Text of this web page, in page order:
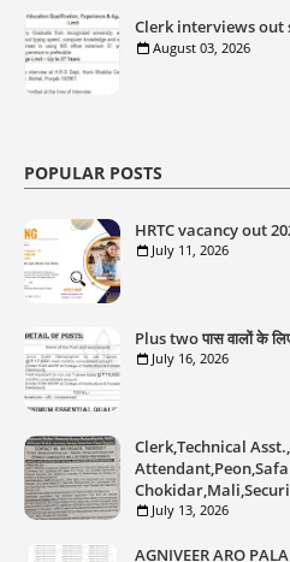
Clerk interviews out
August 03, 2026
POPULAR POSTS
HRTC vacancy out
July 11, 2026
Plus two पास वालों के
July 16, 2026
Clerk,Technical
July 13, 2026
AGNIVEER ARO